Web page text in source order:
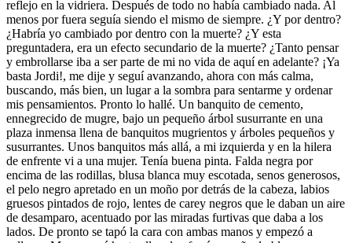
reflejo en la vidriera. Después de todo no había cambiado nada. Al
menos por fuera seguía siendo el mismo de siempre. ¿Y por dentro?
¿Habría yo cambiado por dentro con la muerte? ¿Y esta
preguntadera, era un efecto secundario de la muerte? ¿Tanto pensar
y embrollarse iba a ser parte de mi no vida de aquí en adelante? ¡Ya
basta Jordi!, me dije y seguí avanzando, ahora con más calma,
buscando, más bien, un lugar a la sombra para sentarme y ordenar
mis pensamientos. Pronto lo hallé. Un banquito de cemento,
ennegrecido de mugre, bajo un pequeño árbol susurrante en una
plaza inmensa llena de banquitos mugrientos y árboles pequeños y
susurrantes. Unos banquitos más allá, a mi izquierda y en la hilera
de enfrente vi a una mujer. Tenía buena pinta. Falda negra por
encima de las rodillas, blusa blanca muy escotada, senos generosos,
el pelo negro apretado en un moño por detrás de la cabeza, labios
gruesos pintados de rojo, lentes de carey negros que le daban un aire
de desamparo, acentuado por las miradas furtivas que daba a los
lados. De pronto se tapó la cara con ambas manos y empezó a